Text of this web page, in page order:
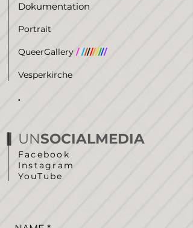
Dokumentation
Portrait
QueerGallery ///////////
Vesperkirche
.
UNSOCIALMEDIA
Facebook
Instagram
YouTube